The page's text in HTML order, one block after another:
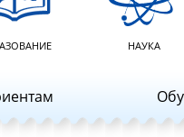
НАУКА